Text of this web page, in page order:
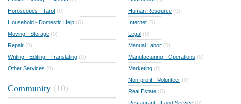
Horoscopes - Tarot (0)
Household - Domestic Help (0)
Moving - Storage (0)
Repair (0)
Writing - Editing - Translating (0)
Other Services (0)
Community (10)
Human Resource (0)
Internet (0)
Legal (0)
Manual Labor (0)
Manufacturing - Operations (0)
Marketing (0)
Non-profit - Volunteer (0)
Real Estate (0)